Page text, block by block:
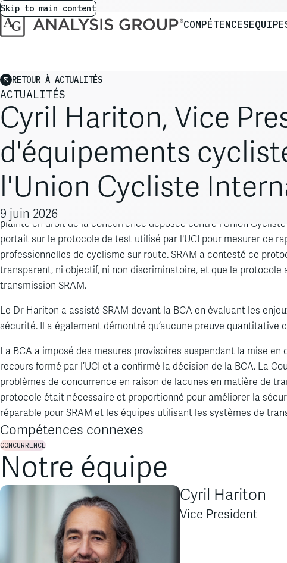
Skip to main content
COMPÉTENCES
RETOUR À ACTUALITÉS
ACTUALITÉS
Cyril Hariton, Vice
d'équipements
l'Union Cycliste
9 juin 2026
Cyril Hariton, Vice President d’Analysis Group, a été mandaté
plainte en droit de la concurrence déposée contre l’Union
portait sur le protocole de test utilisé par l'UCI pour mesurer ce
professionnelles de cyclisme sur route. SRAM a contesté ce
transparent, ni objectif, ni non discriminatoire, et que le
transmission SRAM.
Le Dr Hariton a assisté SRAM devant la BCA en évaluant les
sécurité. Il a également démontré qu’aucune preuve quantitative
La BCA a imposé des mesures provisoires suspendant la mise
recours formé par l’UCI et a confirmé la décision de la BCA. La
problèmes de concurrence en raison de lacunes en matière de
protocole était nécessaire et proportionné pour améliorer la
réparable pour SRAM et les équipes utilisant les systèmes de
Compétences connexes
CONCURRENCE
Notre équipe
Cyril Hariton
Vice President